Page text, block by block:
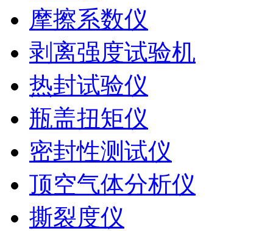
摩擦系数仪
剥离强度试验机
热封试验仪
瓶盖扭矩仪
密封性测试仪
顶空气体分析仪
撕裂度仪